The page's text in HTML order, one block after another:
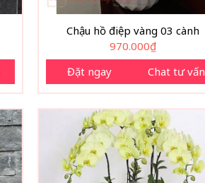
Chậu hồ điệp vàng 03 cành
970.000₫
Đặt ngay
Chat tư vấn